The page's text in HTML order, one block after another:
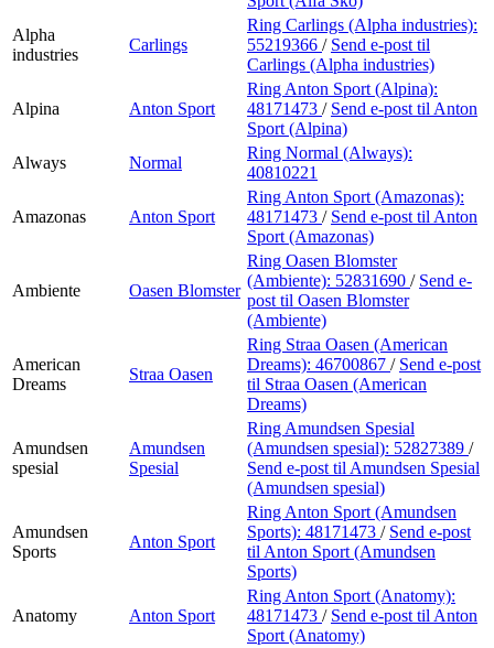
Alpha
industries
Carlings
Ring Carlings (Alpha industries):
55219366 / Send e-post til
Carlings (Alpha industries)
Alpina Anton Sport
Ring Anton Sport (Alpina):
48171473 / Send e-post til Anton
Sport (Alpina)
Always
Normal
Ring Normal (Always):
40810221
Amazonas Anton Sport
Ring Anton Sport (Amazonas):
48171473 / Send e-post til Anton
Sport (Amazonas)
Ambiente Oasen Blomster
Ring Oasen Blomster
(Ambiente): 52831690 / Send e-
post til Oasen Blomster
(Ambiente)
American
Dreams
Straa Oasen
Ring Straa Oasen (American
Dreams): 46700867 / Send e-post
til Straa Oasen (American
Dreams)
Amundsen
spesial
Amundsen
Spesial
Ring Amundsen Spesial
(Amundsen spesial): 52827389 /
Send e-post til Amundsen Spesial
(Amundsen spesial)
Amundsen
Sports
Anton Sport
Ring Anton Sport (Amundsen
Sports): 48171473 / Send e-post
til Anton Sport (Amundsen
Sports)
Anatomy Anton Sport
Ring Anton Sport (Anatomy):
48171473 / Send e-post til Anton
Sport (Anatomy)